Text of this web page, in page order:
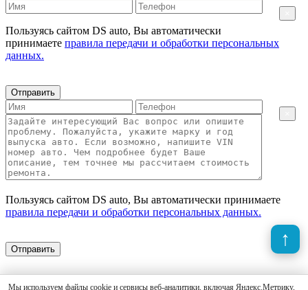
Мы используем файлы cookie и сервисы веб-аналитики, включая Яндекс.Метрику,
Пользуясь сайтом DS auto, Вы автоматически
принимаете правила передачи и обработки персональных
данных.
Отправить
Пользуясь сайтом DS auto, Вы автоматически принимаете
правила передачи и обработки персональных данных.
Отправить